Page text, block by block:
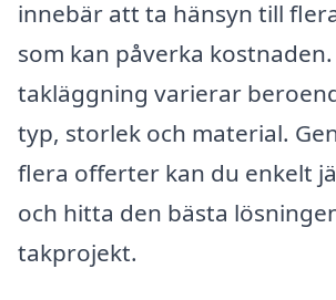
innebär att ta hänsyn till
som kan påverka
takläggning varierar
typ, storlek och material.
flera offerter kan du enkelt
och hitta den bästa
takprojekt.